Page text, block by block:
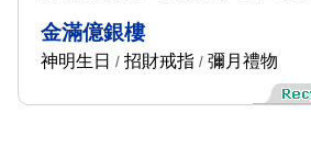
金滿億銀樓
神明生日 / 招財戒指/ 彌月禮物